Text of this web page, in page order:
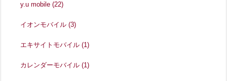
y.u mobile(22)
イオンモバイル(3)
エキサイトモバイル(1)
カレンダーモバイル(1)